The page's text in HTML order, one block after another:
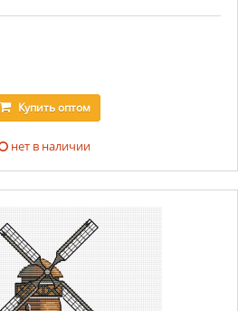
Купитьоптом
нет в наличии